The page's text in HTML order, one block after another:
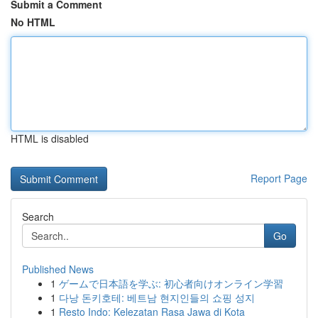
Submit a Comment
No HTML
HTML is disabled
Report Page
Search
Go
Published News
1 ゲームで日本語を学ぶ: 初心者向けオンライン学習
1 다낭 돈키호테: 베트남 현지인들의 쇼핑 성지
1 Resto Indo: Kelezatan Rasa Jawa di Kota